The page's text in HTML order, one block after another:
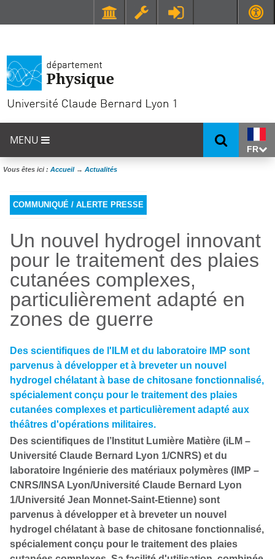
MENU
FR
Vous êtes ici : Accueil→ Actualités
COMMUNIQUÉ / ALERTE PRESSE
Un nouvel hydrogel innovant
pour le traitement des plaies
cutanées complexes,
particulièrement adapté en
zones de guerre
Des scientifiques de l'ILM et du laboratoire IMP sont
parvenus à développer et à breveter un nouvel
hydrogel chélatant à base de chitosane fonctionnalisé,
spécialement conçu pour le traitement des plaies
cutanées complexes et particulièrement adapté aux
théâtres d'opérations militaires.
Des scientifiques de l’Institut Lumière Matière (iLM –
Université Claude Bernard Lyon 1/CNRS) et du
laboratoire Ingénierie des matériaux polymères (IMP –
CNRS/INSA Lyon/Université Claude Bernard Lyon
1/Université Jean Monnet-Saint-Etienne) sont
parvenus à développer et à breveter un nouvel
hydrogel chélatant à base de chitosane fonctionnalisé,
spécialement conçu pour le traitement des plaies